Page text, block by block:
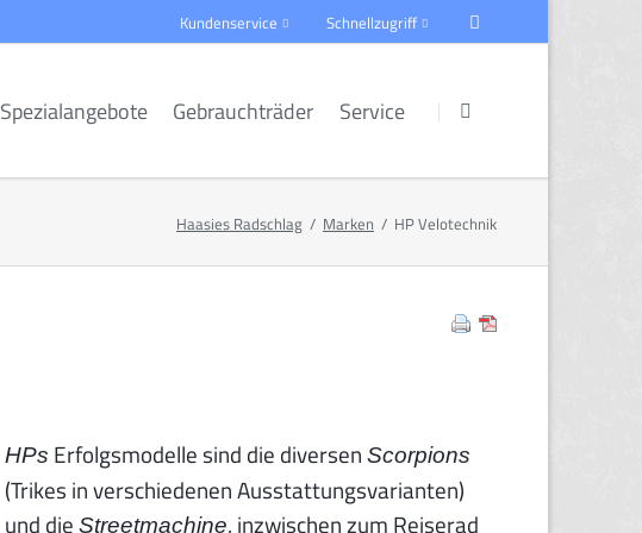
Schnellzugriff
Kundenservice
Reha/Inklusion
Spezialangebote Gebrauchträder Service
Haasies Radschlag Marken HP Velotechnik
HPs Erfolgsmodelle sind die diversen Scorpions
(Trikes in verschiedenen Ausstattungsvarianten)
und die Streetmachine, inzwischen zum Reiserad